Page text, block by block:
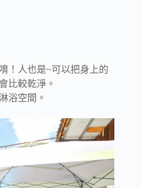
！人也是~可以把身上的
比較乾淨。
浴空間。